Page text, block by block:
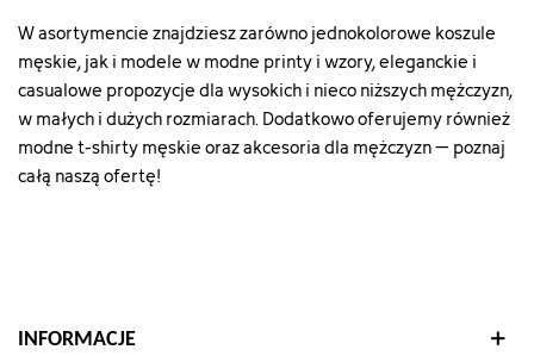
W asortymencie znajdziesz zarówno jednokolorowe koszule
męskie, jak i modele w modne printy i wzory, eleganckie i
casualowe propozycje dla wysokich i nieco niższych mężczyzn,
w małych i dużych rozmiarach. Dodatkowo oferujemy również
modnet-shirty męskieorazakcesoria dla mężczyzn– poznaj
całą naszą ofertę!
INFORMACJE